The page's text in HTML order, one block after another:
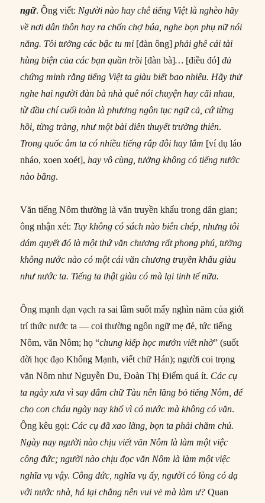
ngữ. Ông viết:Người nào hay chêtiếng Việt là nghèo hãy
về nơi dân thôn hay ra chốn chợ búa, nghe bọn phụ nữ nói
năng. Tôi tưởng các bậc tu mi [đàn ông] phải ghê cái tài
hùng biện củacác bạn quần trồi [đàn bà]… [điều đó]đủ
chứng minh rằngtiếng Việt ta giàu biết bao nhiêu. Hãy thử
nghe hai người đàn bà nhà quê nói chuyện hay cãi nhau,
từ đầu chí cuối toàn làphương ngôn tục ngữ cả, cứ từng
hồi, từng tràng, như một bài diễn thuyết trường thiên.
Trong quốc âm ta có nhiềutiếng rắp đôi hay lắm [ví dụ láo
nháo, xoen xoét],hay vô cùng, tưởng không cótiếng nước
nào bằng.
Văn tiếng Nôm thường là văn truyền khẩu trong dân gian;
ông nhận xét: Tuy không có sách nào biên chép, nhưng tôi
dám quyết đó là một thứ văn chươngrấtphong phú, tưởng
khôngnước nào có một cái văn chương truyền khẩu giàu
nhưnước ta. Tiếng ta thật giàu có mà lại tinh tế nữa.
Ông mạnh dạn vạch ra sai lầm suốt mấy nghìn năm của giới
trí thức nước ta –– coi thường ngôn ngữ mẹ đẻ, tức tiếng
Nôm, văn Nôm; họ “chung kiếp học mướn viết nhờ” (suốt
đời học đạo Khổng Mạnh, viết chữ Hán); người coi trọng
văn Nôm như Nguyễn Du, Đoàn Thị Điểm quá ít. Các cụ
ta ngày xưa vì say đắm chữ Tàu nên lãng bỏtiếng Nôm,để
cho con cháu ngày nay khổ vì cónước mà không có văn.
Ông kêu gọi: Các cụ đã xao lãng, bọn ta phải chăm chú.
Ngày nay người nào chịu viết văn Nôm là làm một việc
công đức; người nào chịu đọc văn Nôm là làm một việc
nghĩa vụ vậy. Công đức, nghĩa vụ ấy, người có lòng có dạ
với nước nhà, há lại chẳng nên vui vẻ mà làm ư? Quan